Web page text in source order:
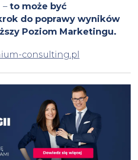
– to może być
do poprawy wyników
Poziom Marketingu.
consulting.pl